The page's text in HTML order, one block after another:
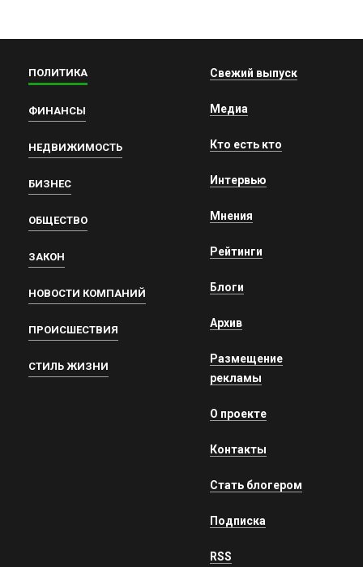
ПОЛИТИКА
ФИНАНСЫ
НЕДВИЖИМОСТЬ
БИЗНЕС
ОБЩЕСТВО
ЗАКОН
НОВОСТИ КОМПАНИЙ
ПРОИСШЕСТВИЯ
СТИЛЬ ЖИЗНИ
Свежий выпуск
Медиа
Кто есть кто
Интервью
Мнения
Рейтинги
Блоги
Архив
Размещение
рекламы
О проекте
Контакты
Стать блогером
Подписка
RSS